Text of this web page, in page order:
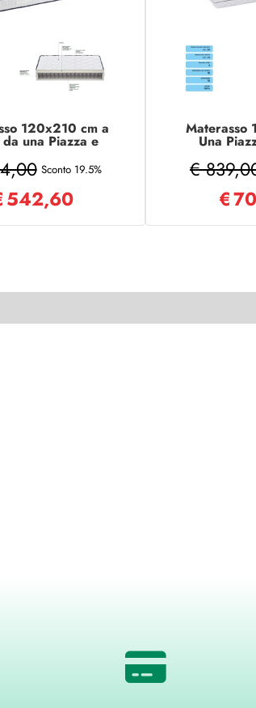
120x210 cm a
una Piazza e
Sconto 19.5%
542,60
Materasso
Una
€
€